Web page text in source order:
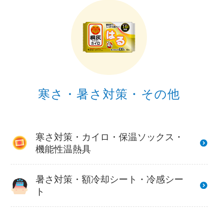
寒さ・暑さ対策・その他
寒さ対策・カイロ・保温ソックス・
機能性温熱具
暑さ対策・額冷却シート・冷感シー
ト